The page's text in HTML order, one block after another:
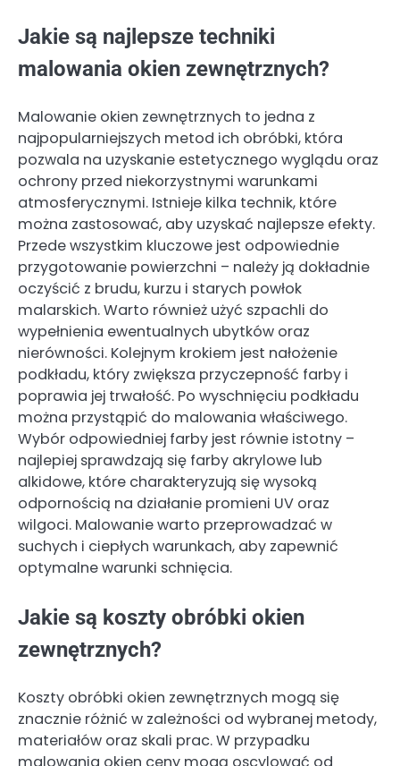
Jakie są najlepsze techniki
malowania okien zewnętrznych?
Malowanie okien zewnętrznych to jedna z
najpopularniejszych metod ich obróbki, która
pozwala na uzyskanie estetycznego wyglądu oraz
ochrony przed niekorzystnymi warunkami
atmosferycznymi. Istnieje kilka technik, które
można zastosować, aby uzyskać najlepsze efekty.
Przede wszystkim kluczowe jest odpowiednie
przygotowanie powierzchni – należy ją dokładnie
oczyścić z brudu, kurzu i starych powłok
malarskich. Warto również użyć szpachli do
wypełnienia ewentualnych ubytków oraz
nierówności. Kolejnym krokiem jest nałożenie
podkładu, który zwiększa przyczepność farby i
poprawia jej trwałość. Po wyschnięciu podkładu
można przystąpić do malowania właściwego.
Wybór odpowiedniej farby jest równie istotny –
najlepiej sprawdzają się farby akrylowe lub
alkidowe, które charakteryzują się wysoką
odpornością na działanie promieni UV oraz
wilgoci. Malowanie warto przeprowadzać w
suchych i ciepłych warunkach, aby zapewnić
optymalne warunki schnięcia.
Jakie są koszty obróbki okien
zewnętrznych?
Koszty obróbki okien zewnętrznych mogą się
znacznie różnić w zależności od wybranej metody,
materiałów oraz skali prac. W przypadku
malowania okien ceny mogą oscylować od